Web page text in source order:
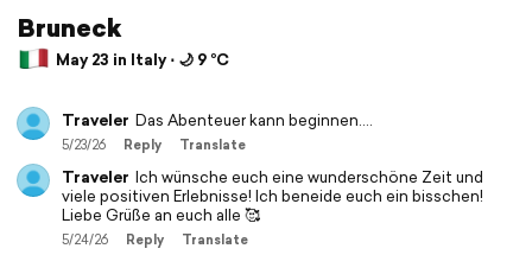
Bruneck
May 23 in Italy ⋅ 🌙 9 °C
Traveler Das Abenteuer kann beginnen….
5/23/26 Reply Translate
Traveler Ich wünsche euch eine wunderschöne Zeit und
viele positiven Erlebnisse! Ich beneide euch ein bisschen!
Liebe Grüße an euch alle 🥰
5/24/26 Reply Translate